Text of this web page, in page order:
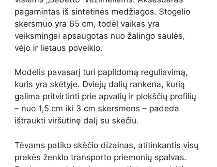
pagamintas iš sintetinės medžiagos. Stogelio
skersmuo yra 65 cm, todėl vaikas yra
veiksmingai apsaugotas nuo žalingo saulės,
vėjo ir lietaus poveikio.
Modelis pavasarį turi papildomą reguliavimą,
kuris yra skėtyje. Dviejų dalių rankena, kurią
galima pritvirtinti prie apvalių ir plokščių profilių
– nuo 1,5 cm iki 3 cm skersmens – padeda
ištraukti viršutinę dalį su skėčiu.
Tėvams patiko skėčio dizainas, atitinkantis visų
prekės ženklo transporto priemonių spalvas.